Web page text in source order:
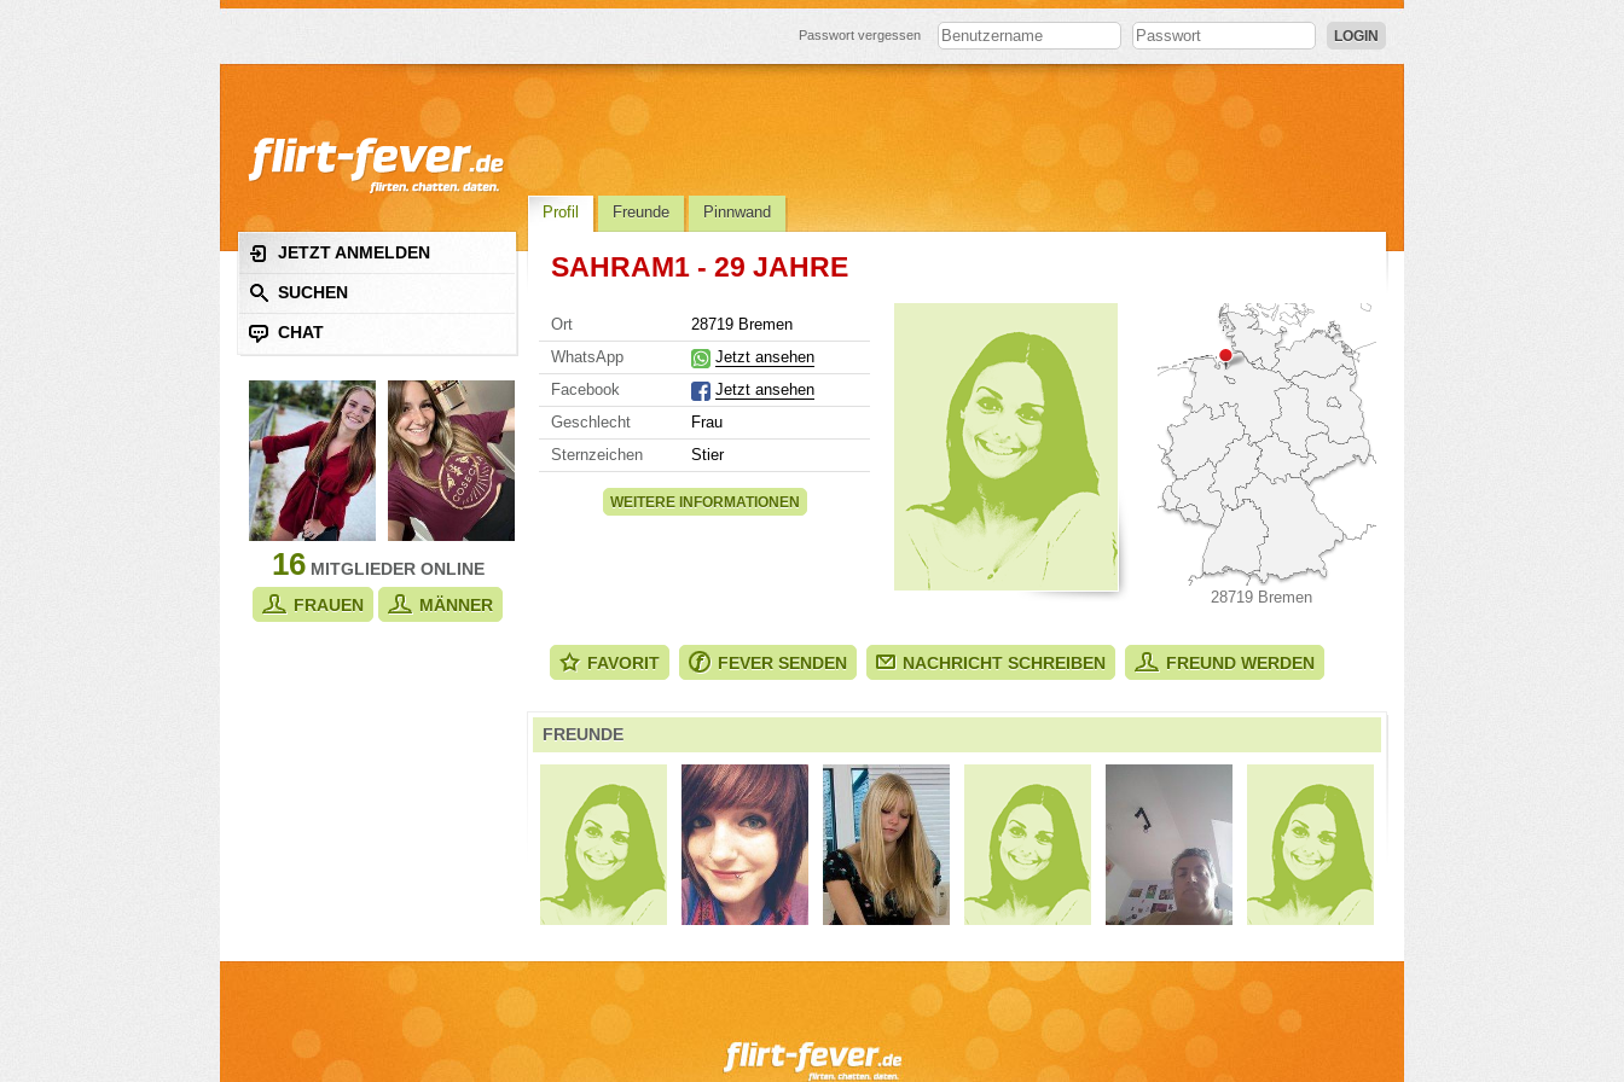
Passwort vergessen LOGIN
JETZT ANMELDEN
SUCHEN
CHAT
16MITGLIEDER ONLINE
FRAUEN
MÄNNER
Profil Freunde Pinnwand
SAHRAM1 - 29 JAHRE
Ort
28719 Bremen
WhatsApp
Jetzt ansehen
Facebook
Jetzt ansehen
Geschlecht
Frau
Sternzeichen
Stier
WEITERE INFORMATIONEN
28719 Bremen
FAVORIT FEVER SENDEN NACHRICHT SCHREIBEN FREUND WERDEN
FREUNDE